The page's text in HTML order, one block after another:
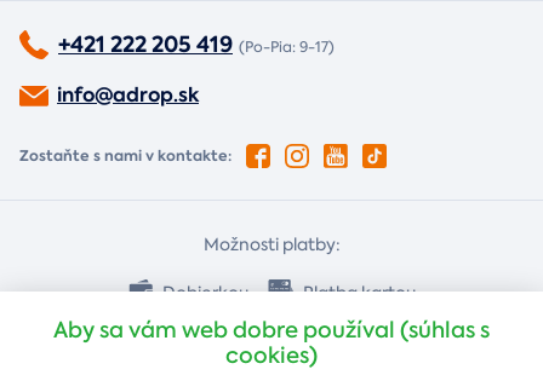
+421 222 205 419 (Po-Pia: 9-17)
info@adrop.sk
Zostaňte s nami v kontakte:
Možnosti platby:
Dobierkou Platba kartou
Bankovým prevodom
Aby sa vám web dobre používal (súhlas s
cookies)